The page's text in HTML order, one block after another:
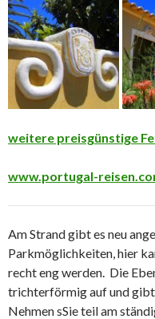
weitere preisgünstige
www.portugal-
Am Strand gibt es neu
Parkmöglichkeiten, hier
recht eng werden. Die
trichterförmig auf und
Nehmen sSie teil am